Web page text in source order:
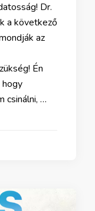
Dr.
a következő
az
Én
csinálni, …